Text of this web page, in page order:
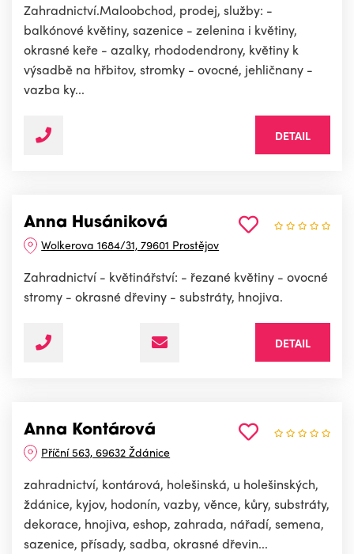
Zahradnictví.Maloobchod, prodej, služby: -
balkónové květiny, sazenice - zelenina i květiny,
okrasné keře - azalky, rhododendrony, květiny k
výsadbě na hřbitov, stromky - ovocné, jehličnany -
vazba ky...
DETAIL
Anna Husániková
Wolkerova 1684/31, 79601 Prostějov
Zahradnictví - květinářství: - řezané květiny - ovocné
stromy - okrasné dřeviny - substráty, hnojiva.
DETAIL
Anna Kontárová
Příční 563, 69632 Ždánice
zahradnictví, kontárová, holešinská, u holešinských,
ždánice, kyjov, hodonín, vazby, věnce, kůry, substráty,
dekorace, hnojiva, eshop, zahrada, nářadí, semena,
sazenice, přísady, sadba, okrasné dřevin...